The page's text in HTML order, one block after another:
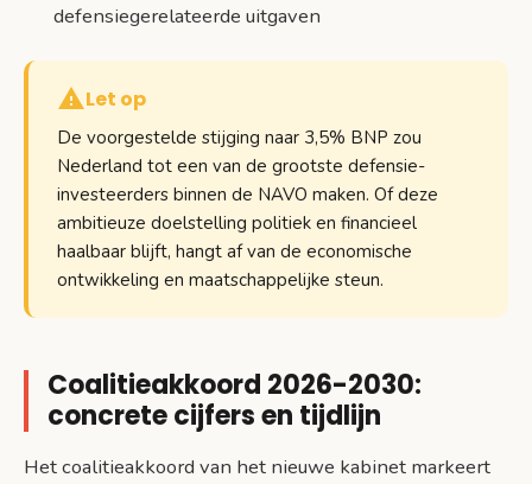
defensiegerelateerde uitgaven
Let op
De voorgestelde stijging naar 3,5% BNP zou
Nederland tot een van de grootste defensie-
investeerders binnen de NAVO maken. Of deze
ambitieuze doelstelling politiek en financieel
haalbaar blijft, hangt af van de economische
ontwikkeling en maatschappelijke steun.
Coalitieakkoord 2026-2030:
concrete cijfers en tijdlijn
Het coalitieakkoord van het nieuwe kabinet markeert